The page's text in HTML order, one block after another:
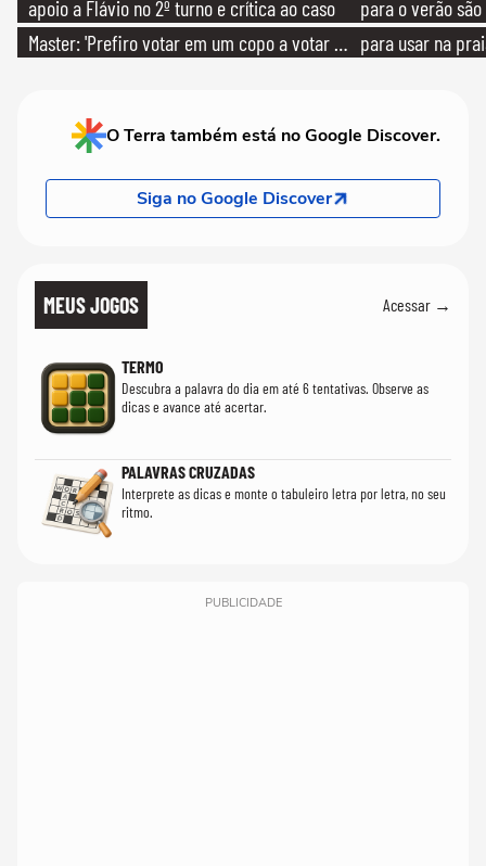
apoio a Flávio no 2º turno e crítica ao caso
Master: 'Prefiro votar em um copo a votar no
para o verão
para usar na
O Terra também está no Google Discover.
Siga no Google Discover
MEUS JOGOS Acessar →
TERMO
Descubra a palavra do dia em até 6 tentativas. Observe as
dicas e avance até acertar.
PALAVRAS CRUZADAS
Interprete as dicas e monte o tabuleiro letra por letra, no seu
ritmo.
PUBLICIDADE